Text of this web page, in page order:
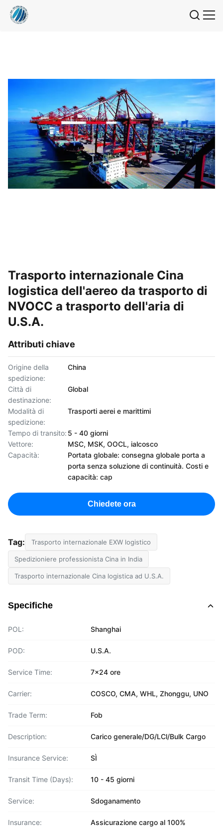
Trasporto internazionale Cina
logistica dell'aereo da trasporto di
NVOCC a trasporto dell'aria di
U.S.A.
Attributi chiave
Origine della
spedizione:
China
Città di
destinazione:
Global
Modalità di
spedizione:
Trasporti aerei e marittimi
Tempo di transito: 5 - 40 giorni
Vettore:
MSC, MSK, OOCL, ialcosco
Capacità:
Portata globale: consegna globale porta a
porta senza soluzione di continuità. Costi e
capacità: cap
Chiedete ora
Tag: Trasporto internazionale EXW logistico
Spedizioniere professionista Cina in India
Trasporto internazionale Cina logistica ad U.S.A.
Specifiche
POL: Shanghai
POD: U.S.A.
Service Time: 7x24 ore
Carrier: COSCO, CMA, WHL, Zhonggu, UNO
Trade Term: Fob
Description: Carico generale/DG/LCl/Bulk Cargo
Insurance Service: SÌ
Transit Time (Days): 10 - 45 giorni
Service: Sdoganamento
Insurance: Assicurazione cargo al 100%